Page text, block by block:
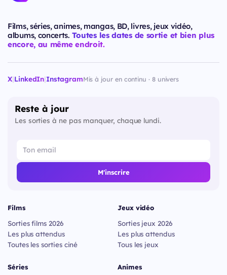
Films, séries, animes, mangas, BD, livres, jeux vidéo,
albums, concerts. Toutes les dates de sortie et bien plus
encore, au même endroit.
X|LinkedIn|InstagramMis à jour en continu · 8 univers
Reste à jour
Les sorties à ne pas manquer, chaque lundi.
M'inscrire
Films
Sorties films 2026
Les plus attendus
Toutes les sorties ciné
Séries
Jeux vidéo
Sorties jeux 2026
Les plus attendus
Tous les jeux
Animes